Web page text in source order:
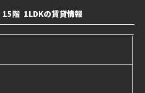
階 1LDKの賃貸情報